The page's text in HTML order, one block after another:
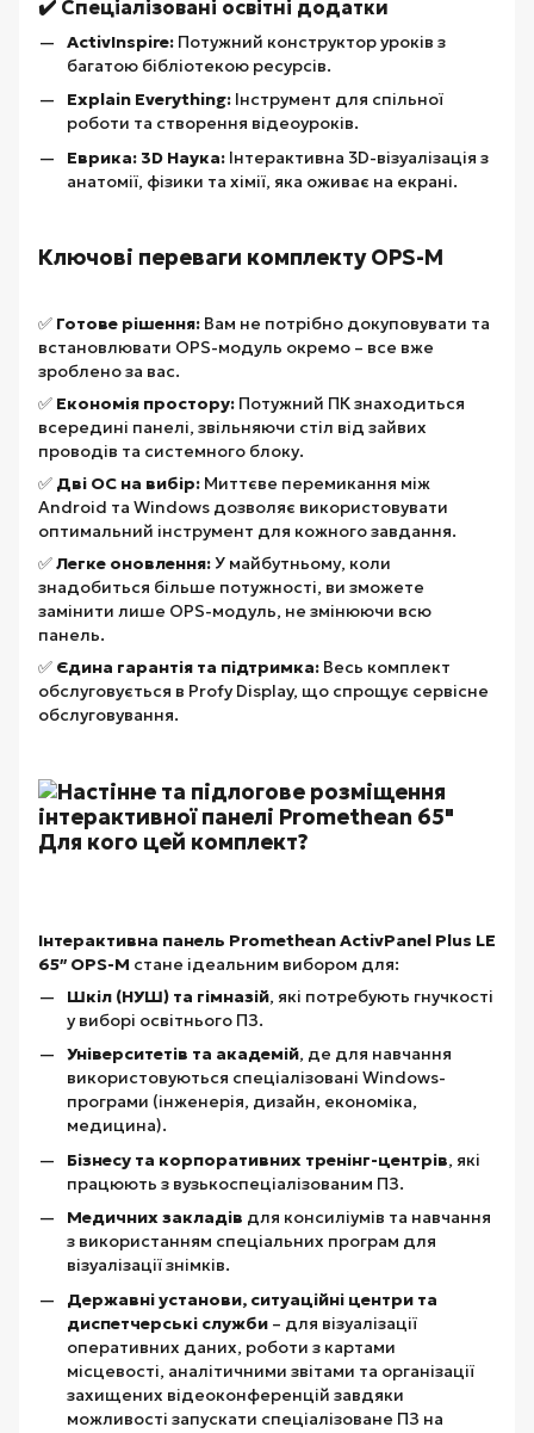
✔️ Спеціалізовані освітні додатки
ActivInspire: Потужний конструктор уроків з
багатою бібліотекою ресурсів.
Explain Everything: Інструмент для спільної
роботи та створення відеоуроків.
Еврика: 3D Наука: Інтерактивна 3D-візуалізація з
анатомії, фізики та хімії, яка оживає на екрані.
Ключові переваги комплекту OPS-M
✅ Готове рішення: Вам не потрібно докуповувати та
встановлювати OPS-модуль окремо – все вже
зроблено за вас.
✅ Економія простору: Потужний ПК знаходиться
всередині панелі, звільняючи стіл від зайвих
проводів та системного блоку.
✅ Дві ОС на вибір: Миттєве перемикання між
Android та Windows дозволяє використовувати
оптимальний інструмент для кожного завдання.
✅Легке оновлення:У майбутньому, коли
знадобиться більше потужності, ви зможете
замінити лише OPS-модуль, не змінюючи всю
панель.
✅ Єдина гарантія та підтримка: Весь комплект
обслуговується в Profy Display, що спрощує сервісне
обслуговування.
Для кого цей комплект?
Інтерактивна панель Promethean ActivPanel Plus LE
65″ OPS-M стане ідеальним вибором для:
Шкіл (НУШ) та гімназій, які потребують гнучкості
у виборі освітнього ПЗ.
Університетів та академій, де для навчання
використовуються спеціалізовані Windows-
програми (інженерія, дизайн, економіка,
медицина).
Бізнесу та корпоративних тренінг-центрів, які
працюють з вузькоспеціалізованим ПЗ.
Медичних закладів для консиліумів та навчання
з використанням спеціальних програм для
візуалізації знімків.
Державні установи, ситуаційні центри та
диспетчерські служби – для візуалізації
оперативних даних, роботи з картами
місцевості, аналітичними звітами та організації
захищених відеоконференцій завдяки
можливості запускати спеціалізоване ПЗ на